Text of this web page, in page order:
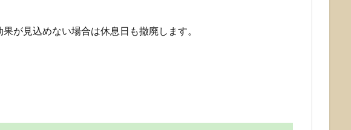
が見込めない場合は休息日も撤廃します。